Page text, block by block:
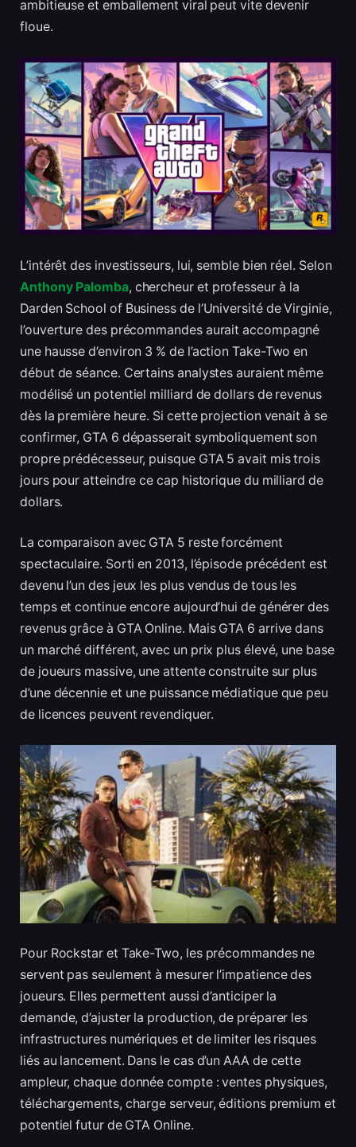
ambitieuse et emballement viral peut vite devenir
floue.
L’intérêt des investisseurs, lui, semble bien réel. Selon
Anthony Palomba, chercheur et professeur à la
Darden School of Business de l’Université de Virginie,
l’ouverture des précommandes aurait accompagné
une hausse d’environ 3 % de l’action Take-Two en
début de séance. Certains analystes auraient même
modélisé un potentiel milliard de dollars de revenus
dès la première heure. Si cette projection venait à se
confirmer, GTA 6 dépasserait symboliquement son
propre prédécesseur, puisque GTA 5 avait mis trois
jours pour atteindre ce cap historique du milliard de
dollars.
La comparaison avec GTA 5 reste forcément
spectaculaire. Sorti en 2013, l’épisode précédent est
devenu l’un des jeux les plus vendus de tous les
temps et continue encore aujourd’hui de générer des
revenus grâce à GTA Online. Mais GTA 6 arrive dans
un marché différent, avec un prix plus élevé, une base
de joueurs massive, une attente construite sur plus
d’une décennie et une puissance médiatique que peu
de licences peuvent revendiquer.
Pour Rockstar et Take-Two, les précommandes ne
servent pas seulement à mesurer l’impatience des
joueurs. Elles permettent aussi d’anticiper la
demande, d’ajuster la production, de préparer les
infrastructures numériques et de limiter les risques
liés au lancement. Dans le cas d’un AAA de cette
ampleur, chaque donnée compte : ventes physiques,
téléchargements, charge serveur, éditions premium et
potentiel futur de GTA Online.